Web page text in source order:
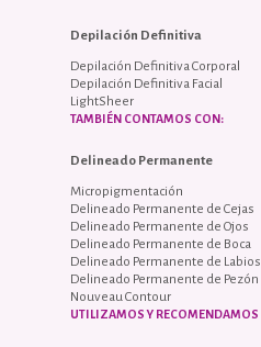
Depilación Definitiva
Depilación Definitiva Corporal
Depilación Definitiva Facial
LightSheer
TAMBIÉN CONTAMOS CON:
Delineado Permanente
Micropigmentación
Delineado Permanente de Cejas
Delineado Permanente de Ojos
Delineado Permanente de Boca
Delineado Permanente de Labios
Delineado Permanente de Pezón
Nouveau Contour
UTILIZAMOS Y RECOMENDAMOS